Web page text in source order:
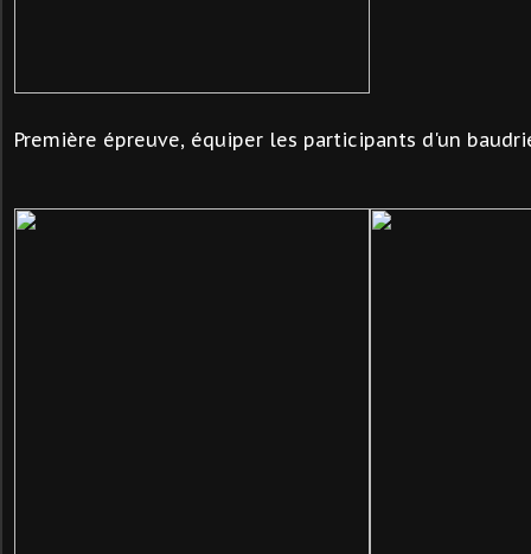
Première épreuve, équiper les participants d'un